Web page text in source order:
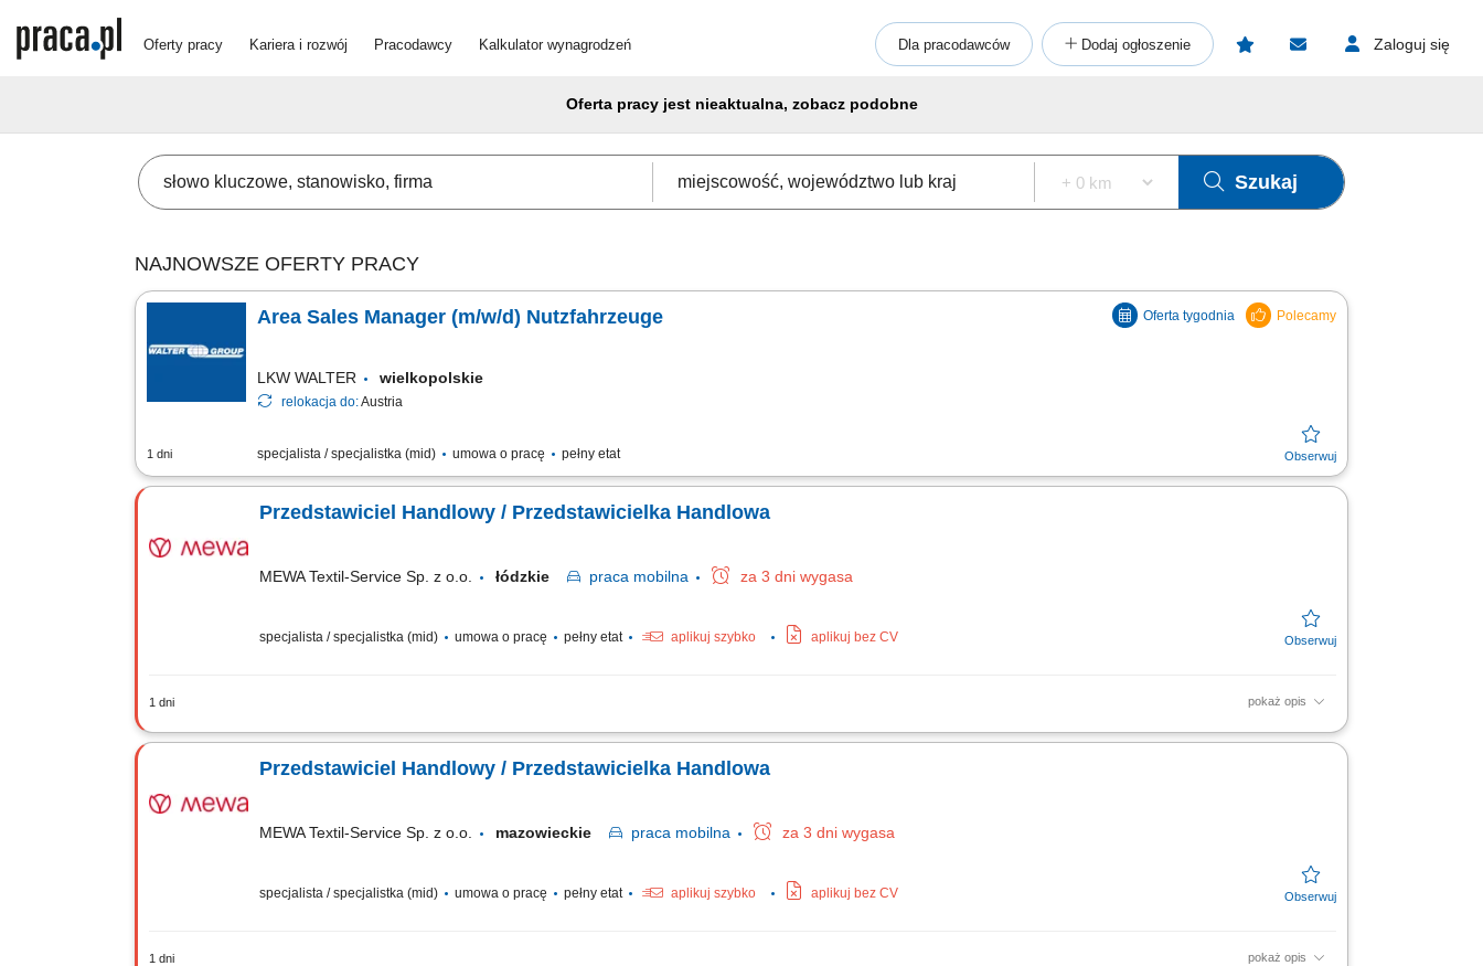
Oferty pracy Kariera i rozwój Pracodawcy Kalkulator wynagrodzeń Dla pracodawców Dodaj ogłoszenie Zaloguj się
Oferta pracy jest nieaktualna, zobacz podobne
Szukaj
NAJNOWSZE OFERTY PRACY
Area Sales Manager (m/w/d) Nutzfahrzeuge
LKW WALTER wielkopolskie
relokacja do:Austria
specjalista / specjalistka (mid) umowa o pracę pełny etat
1 dni
Przedstawiciel Handlowy / Przedstawicielka Handlowa
MEWA Textil-Service Sp. z o.o. łódzkie praca mobilna za 3 dni wygasa
specjalista / specjalistka (mid) umowa o pracę pełny etat aplikuj szybko aplikuj bez CV
1 dni pokaż opis
Zadania: Aktywne budowanie bazy klientów biznesowych w podległym regionie. Realizacja wyznaczonych celów sprzedażowych i rozwój portfela zleceń. Samodzielne
Przedstawiciel Handlowy / Przedstawicielka Handlowa
MEWA Textil-Service Sp. z o.o. mazowieckie praca mobilna za 3 dni wygasa
specjalista / specjalistka (mid) umowa o pracę pełny etat aplikuj szybko aplikuj bez CV
1 dni pokaż opis